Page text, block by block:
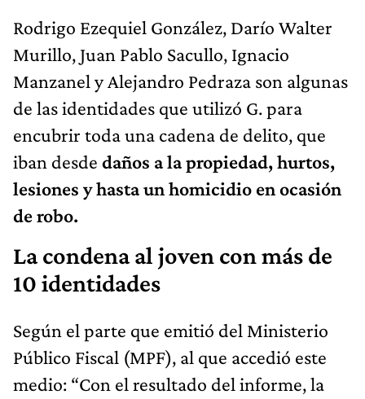
Rodrigo Ezequiel González, Darío Walter
Murillo, Juan Pablo Sacullo, Ignacio
Manzanel y Alejandro Pedraza son algunas
de las identidades que utilizó G. para
encubrir toda una cadena de delito, que
iban desde daños a la propiedad, hurtos,
lesiones y hasta un homicidio en ocasión
de robo.
La condena al joven con más de
10 identidades
Según el parte que emitió del Ministerio
Público Fiscal (MPF), al que accedió este
medio: “Con el resultado del informe, la